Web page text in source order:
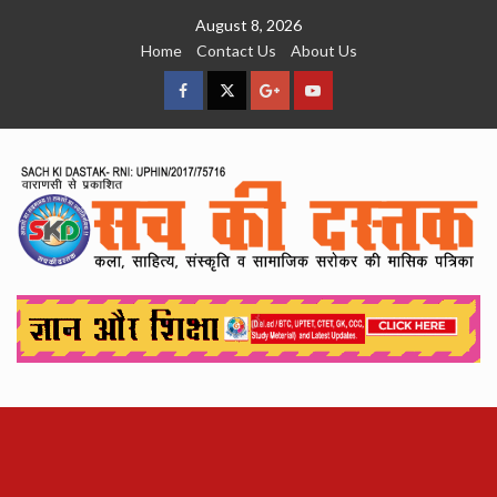
August 8, 2026
Home
Contact Us About Us
facebookTwitterGoogleYouTube